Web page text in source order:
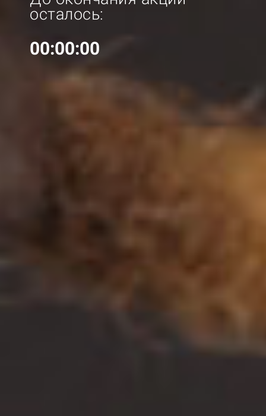
осталось:
00:00:00